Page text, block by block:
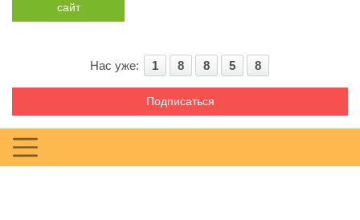
сайт
Нас уже: 1 8 8 5 8
Подписаться